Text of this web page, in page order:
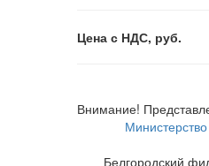
Цена с НДС, руб.
Внимание!
Министерство
Белгородский